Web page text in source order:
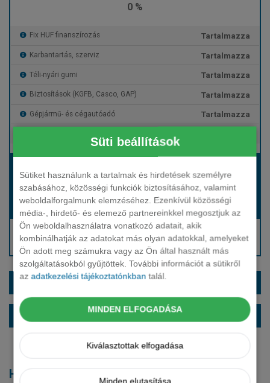
Süti beállítások
Sütiket használunk a tartalmak és hirdetések személyre
szabásához, közösségi funkciók biztosításához, valamint
weboldalforgalmunk elemzéséhez. Ezenkívül közösségi
média-, hirdető- és elemező partnereinkkel megosztjuk az
Ön weboldalhasználatra vonatkozó adatait, akik
kombinálhatják az adatokat más olyan adatokkal, amelyeket
Ön adott meg számukra vagy az Ön által használt más
szolgáltatásokból gyűjtöttek. További információt a sütikről
azadatkezelési tájékoztatónkban talál.
MINDEN ELFOGADÁSA
Kiválasztottak elfogadása
Minden elutasítása
0 %
Fix HUF finanszírozás Tartalmazza
Karbantartás, szerviz Tartalmazza
Téli-nyári gumi Tartalmazza
Biztosítások (KGFB, Casco, GAP) Tartalmazza
Gépjármű- és cégautóadó Tartalmazza
Hívjon bennünket!
Hívjon bennünket!
Hívjon: +36 1 888 0088
Kérjen visszahívást!
EXTRÁK ÉS SZÍNEK
ALAPFELSZERELTSÉG
Hasonló modellek